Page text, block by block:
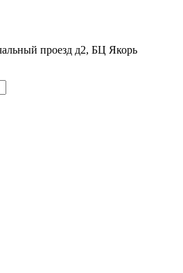
проезд д2, БЦ Якорь